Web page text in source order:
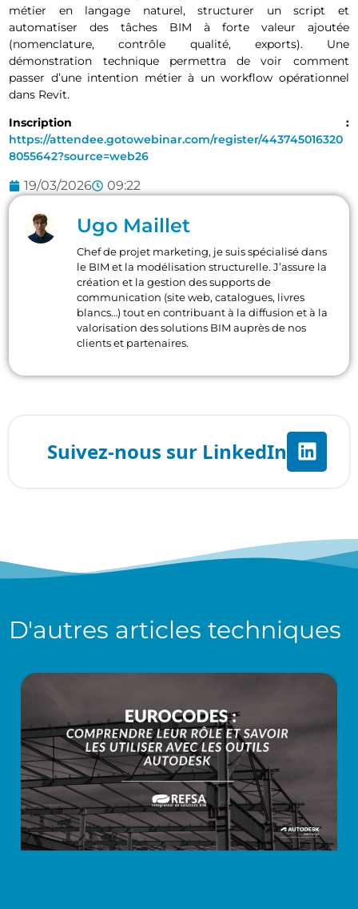
métier en langage naturel, structurer un script et
automatiser des tâches BIM à forte valeur ajoutée
(nomenclature, contrôle qualité, exports). Une
démonstration technique permettra de voir comment
passer d’une intention métier à un workflow opérationnel
dans Revit.
Inscription :
https://attendee.gotowebinar.com/register/443745016320
8055642?source=web26
19/03/2026 09:22
Ugo Maillet
Chef de projet marketing, je suis spécialisé dans
le BIM et la modélisation structurelle. J’assure la
création et la gestion des supports de
communication (site web, catalogues, livres
blancs…) tout en contribuant à la diffusion et à la
valorisation des solutions BIM auprès de nos
clients et partenaires.
D'autres articles techniques